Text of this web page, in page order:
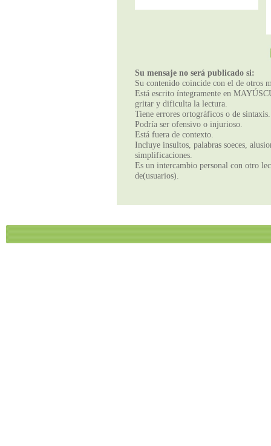
Su mensaje no será publicado si:
Su contenido coincide con el de otros
Está escrito íntegramente en
gritar y dificulta la lectura.
Tiene errores ortográficos o de sintaxis.
Podría ser ofensivo o injurioso.
Está fuera de contexto.
Incluye insultos, palabras soeces,
simplificaciones.
Es un intercambio personal con otro
de(usuarios).